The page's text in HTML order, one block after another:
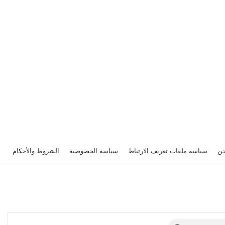
سياسة ملفات تعريف الارتباط سياسة الخصوصية الشروط والأحكام